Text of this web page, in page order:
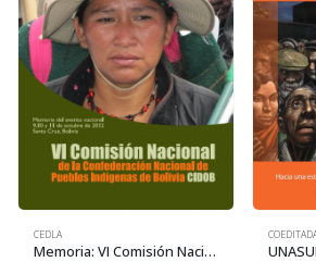
CEDLA
Memoria: VI Comisión Nacional de la Confederación de Pueblos Indígenas de Bolivia (CIDOB)